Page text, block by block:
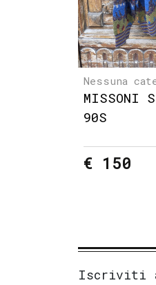
Nessuna
MISSONI
90S
€ 150
Iscriviti